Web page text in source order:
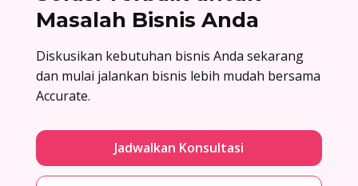
Masalah Bisnis Anda
Diskusikan kebutuhan bisnis Anda sekarang
dan mulai jalankan bisnis lebih mudah bersama
Accurate.
Jadwalkan Konsultasi